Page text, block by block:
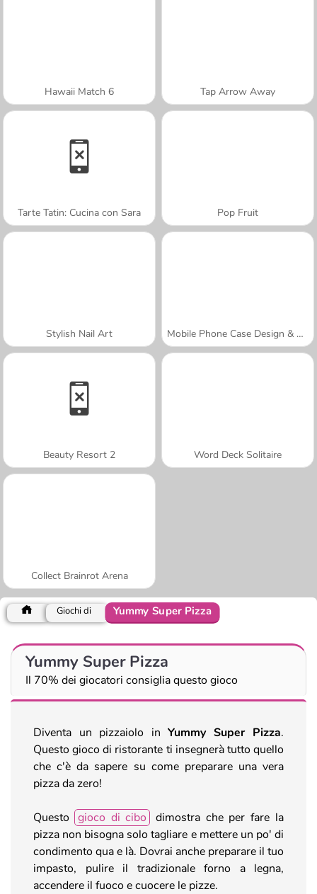
Hawaii Match 6 Tap Arrow Away
Tarte Tatin: Cucina con Sara Pop Fruit
Stylish Nail Art Mobile Phone Case Design & DIY
Beauty Resort 2 Word Deck Solitaire
Collect Brainrot Arena
Giochi di Yummy Super Pizza
Yummy Super Pizza
Il 70% dei giocatori consiglia questo gioco
Diventa un pizzaiolo in Yummy Super Pizza.
Questo gioco di ristorante ti insegnerà tutto quello
che c'è da sapere su come preparare una vera
pizza da zero!
Questo gioco di cibo
dimostra che per fare la
pizza non bisogna solo tagliare e mettere un po' di
condimento qua e là. Dovrai anche preparare il tuo
impasto, pulire il tradizionale forno a legna,
accendere il fuoco e cuocere le pizze.